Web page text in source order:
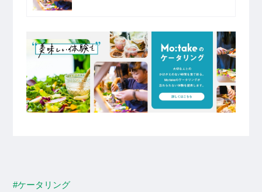
#ケータリング